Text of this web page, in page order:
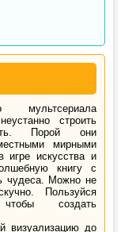
мультсериала
строить
Порой они
мирными
игре искусства и
книгу с
чудеса. Можно не
Пользуйся
чтобы создать
визуализацию до